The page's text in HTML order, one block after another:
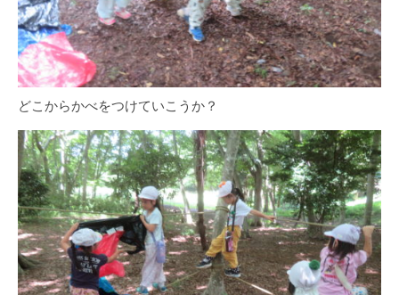
どこからかべをつけていこうか？